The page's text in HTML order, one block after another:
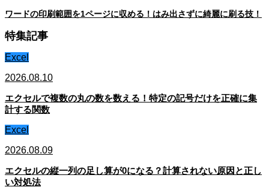
ワードの印刷範囲を1ページに収める！はみ出さずに綺麗に刷る技！
特集記事
Excel
2026.08.10
エクセルで複数の丸の数を数える！特定の記号だけを正確に集
計する関数
Excel
2026.08.09
エクセルの縦一列の足し算が0になる？計算されない原因と正し
い対処法